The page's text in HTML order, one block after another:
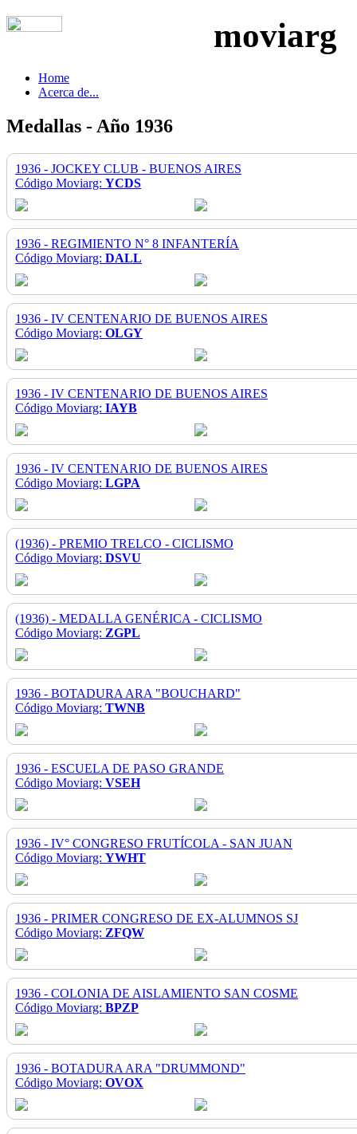
moviarg
Home
Acerca de...
Medallas - Año 1936
1936 - JOCKEY CLUB - BUENOS AIRES
Código Moviarg: YCDS
1936 - REGIMIENTO N° 8 INFANTERÍA
Código Moviarg: DALL
1936 - IV CENTENARIO DE BUENOS AIRES
Código Moviarg: OLGY
1936 - IV CENTENARIO DE BUENOS AIRES
Código Moviarg: IAYB
1936 - IV CENTENARIO DE BUENOS AIRES
Código Moviarg: LGPA
(1936) - PREMIO TRELCO - CICLISMO
Código Moviarg: DSVU
(1936) - MEDALLA GENÉRICA - CICLISMO
Código Moviarg: ZGPL
1936 - BOTADURA ARA "BOUCHARD"
Código Moviarg: TWNB
1936 - ESCUELA DE PASO GRANDE
Código Moviarg: VSEH
1936 - IV° CONGRESO FRUTÍCOLA - SAN JUAN
Código Moviarg: YWHT
1936 - PRIMER CONGRESO DE EX-ALUMNOS SJ
Código Moviarg: ZFQW
1936 - COLONIA DE AISLAMIENTO SAN COSME
Código Moviarg: BPZP
1936 - BOTADURA ARA "DRUMMOND"
Código Moviarg: OVOX